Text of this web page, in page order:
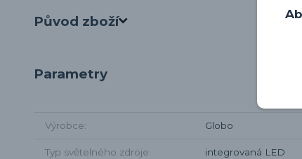
Původ zboží
Parametry
Výrobce Globo
Typ světelného zdroje integrovaná LED